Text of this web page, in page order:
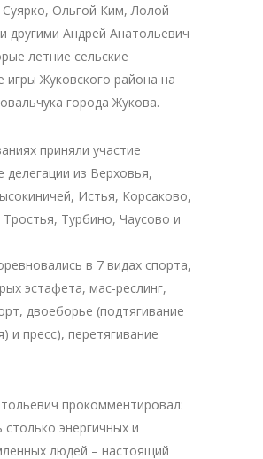
Ольгой Ким, Лолой
другими Андрей Анатольевич
летние сельские
игры Жуковского района на
города Жукова.
приняли участие
делегации из Верховья,
Истья, Корсаково,
Тростья, Турбино, Чаусово и
в 7 видах спорта,
эстафета, мас-реслинг,
двоеборье (подтягивание
и пресс), перетягивание
прокомментировал:
столько энергичных и
людей – настоящий